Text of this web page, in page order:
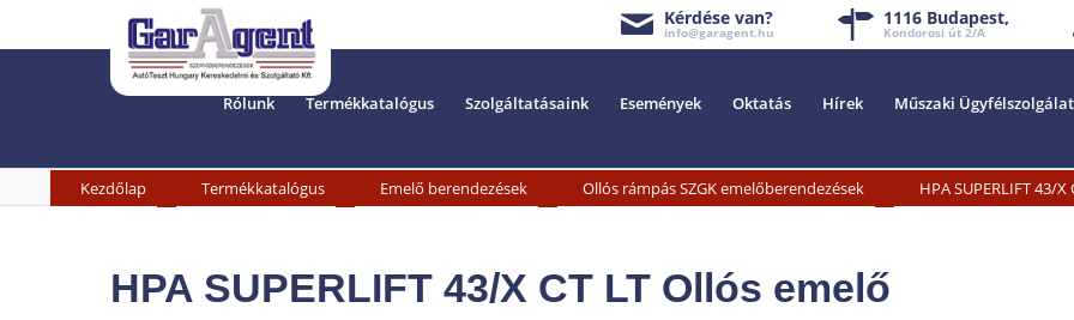
Kérdése van?
info@garagent.hu
1116 Budapest,
Kondorosi út 2/A
Rólunk Termékkatalógus Szolgáltatásaink Események Oktatás Hírek Műszaki Ügyfélszolgálat
Kezdőlap Termékkatalógus Emelő berendezések Ollós rámpás SZGK emelőberendezések HPA SUPERLIFT 43/
HPA SUPERLIFT 43/X CT LT Ollós emelő